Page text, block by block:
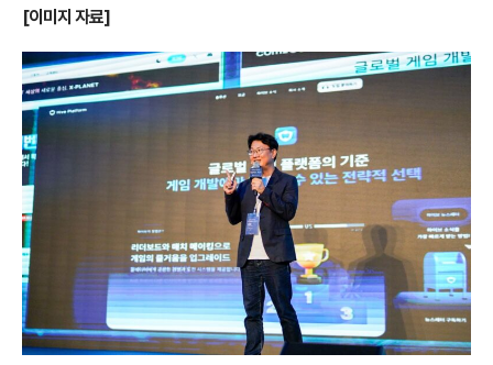
[이미지 자료]